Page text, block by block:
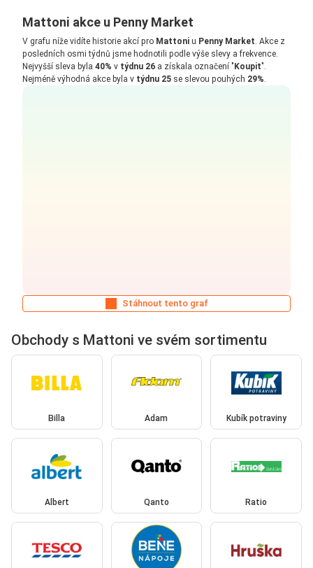
Mattoni akce u Penny Market
V grafu níže vidíte historie akcí pro Mattoni u Penny Market . Akce z
posledních osmi týdnů jsme hodnotili podle výše slevy a frekvence.
Nejvyšší sleva byla 40% v týdnu 26 a získala označení "Koupit".
Nejméně výhodná akce byla v týdnu 25 se slevou pouhých 29%
Stáhnout tento graf
Obchody s Mattoni ve svém sortimentu
Billa Adam Kubík potraviny
Albert Qanto Ratio